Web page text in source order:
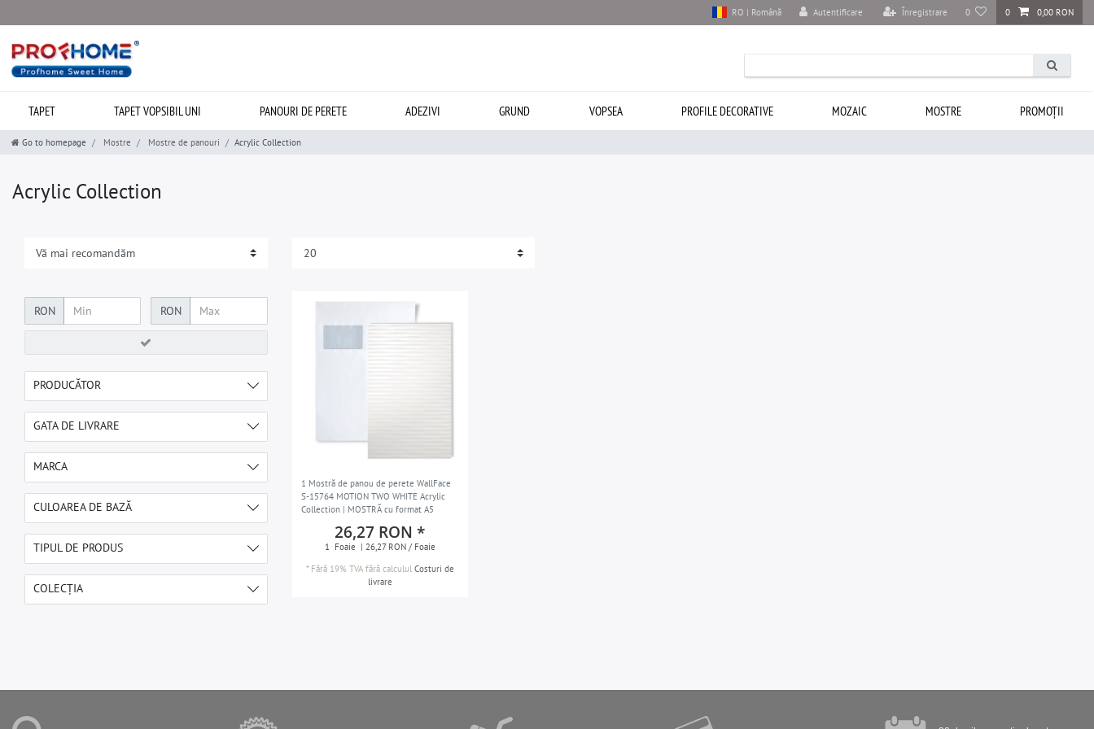
Autentificare Înregistrare 0 0 0,00 RON
RO | Română
TAPET TAPET VOPSIBIL UNI PANOURI DE PERETE ADEZIVI GRUND VOPSEA PROFILE DECORATIVE MOZAIC MOSTRE PROMOȚII
Go to homepage Mostre Mostre de panouri Acrylic Collection
Acrylic Collection
RON RON
PRODUCĂTOR
e-DELUX
GATA DE LIVRARE
1-2 zile lucrătoare
MARCA
Wallface
CULOAREA DE BAZĂ
alb
TIPUL DE PRODUS
Mostră de panou de perete
COLECȚIA
1 Mostră de panou de perete WallFace
S-15764 MOTION TWO WHITE Acrylic
Collection | MOSTRĂ cu format A5
26,27 RON *
1 Foaie | 26,27 RON / Foaie
* Fără 19% TVAfără calculul Costuri de
livrare